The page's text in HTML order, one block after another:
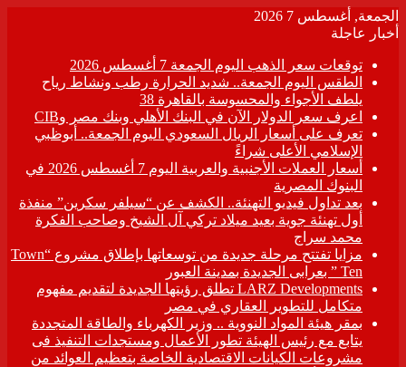
الجمعة, أغسطس 7 2026
أخبار عاجلة
توقعات سعر الذهب اليوم الجمعة 7 أغسطس 2026
الطقس اليوم الجمعة.. شديد الحرارة رطب ونشاط رياح
يلطف الأجواء والمحسوسة بالقاهرة 38
اعرف سعر الدولار الآن في البنك الأهلي وبنك مصر وCIB
تعرف على أسعار الريال السعودي اليوم الجمعة.. أبوظبي
الإسلامي الأعلى شراءً
أسعار العملات الأجنبية والعربية اليوم 7 أغسطس 2026 في
البنوك المصرية
بعد تداول فيديو التهنئة.. الكشف عن “سيلفر سكرين” منفذة
أول تهنئة جوية بعيد ميلاد تركي آل الشيخ وصاحب الفكرة
محمد سراج
مزايا تفتتح مرحلة جديدة من توسعاتها بإطلاق مشروع “Town
Ten ” بعرابى الجديدة بمدينة العبور
LARZ Developments تطلق رؤيتها الجديدة لتقديم مفهوم
متكامل للتطوير العقاري في مصر
بمقر هيئة المواد النووية .. وزير الكهرباء والطاقة المتجددة
يتابع مع رئيس الهيئة تطور الأعمال ومستجدات التنفيذ فى
مشروعات الكيانات الاقتصادية الخاصة بتعظيم العوائد من